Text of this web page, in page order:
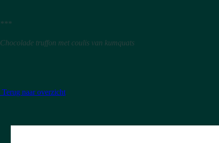
***
Chocolade truffon met coulis van kumquats
Terug naar overzicht